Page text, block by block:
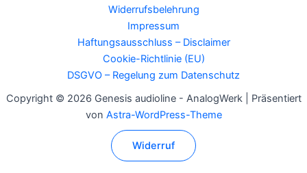
Widerrufsbelehrung
Impressum
Haftungsausschluss – Disclaimer
Cookie-Richtlinie (EU)
DSGVO – Regelung zum Datenschutz
Copyright © 2026 Genesis audioline - AnalogWerk | Präsentiert
von Astra-WordPress-Theme
Widerruf